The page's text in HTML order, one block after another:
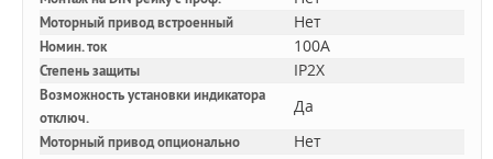
Моторный привод встроенный Нет
Номин. ток 100A
Степень защиты IP2X
Возможность установки индикатора
отключ.
Да
Моторный привод опционально Нет